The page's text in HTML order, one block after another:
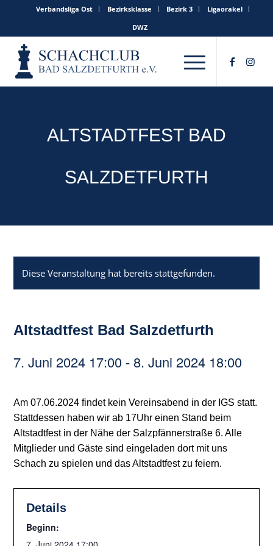
Verbandsliga Ost Bezirksklasse Bezirk 3
Ligaorakel
DWZ
ALTSTADTFEST BAD
SALZDETFURTH
Diese Veranstaltung hat bereits stattgefunden.
Altstadtfest Bad Salzdetfurth
7. Juni 2024 17:00 -8. Juni 2024 18:00
Am 07.06.2024 findet kein Vereinsabend in der IGS statt.
Stattdessen haben wir ab 17Uhr einen Stand beim
Altstadtfest in der Nähe der Salzpfännerstraße 6. Alle
Mitglieder und Gäste sind eingeladen dort mit uns
Schach zu spielen und das Altstadtfest zu feiern.
Details
Beginn: